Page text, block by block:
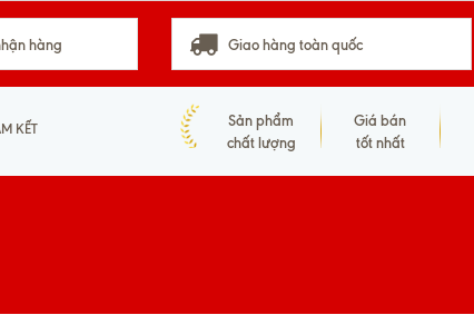
hàng Giao hàng toàn quốc
KẾT
Sản phẩm
chất lượng
Giá bán
tốt nhất